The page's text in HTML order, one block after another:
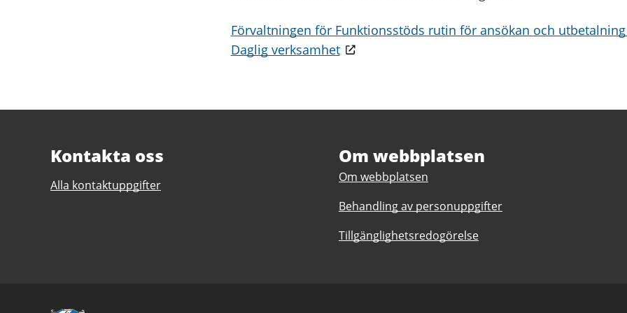
Förvaltningen för Funktionsstöds rutin för ansökan och
Daglig verksamhet
Kontakta oss
Alla kontaktuppgifter
Om webbplatsen
Om webbplatsen
Behandling av personuppgifter
Tillgänglighetsredogörelse